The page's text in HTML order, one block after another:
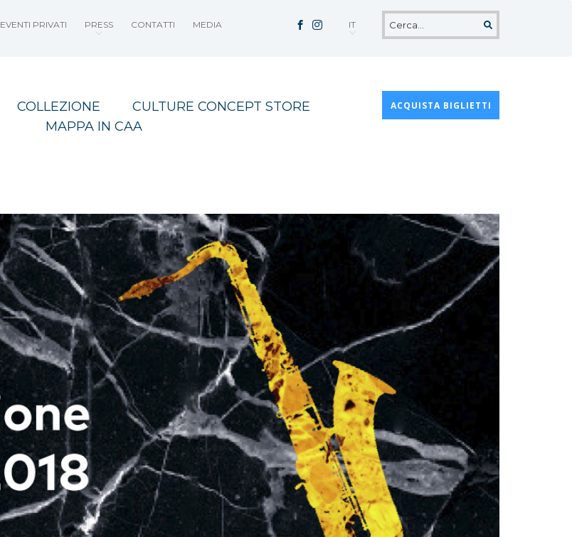
EVENTI PRIVATI PRESS CONTATTI MEDIA IT
COLLEZIONE
CULTURE CONCEPT STORE
MAPPA IN CAA
ACQUISTA BIGLIETTI